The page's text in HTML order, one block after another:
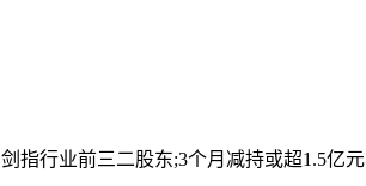
指行业前三二股东;3个月减持或超1.5亿